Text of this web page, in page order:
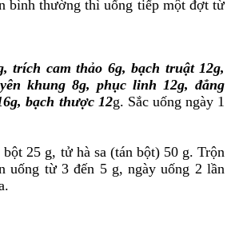
bình thường thì uống tiếp một đợt từ
trích cam thảo 6g, bạch truật 12g,
khung 8g, phục linh 12g, đẳng
bạch thược 12g. Sắc uống ngày 1
bột 25 g, tử hà sa (tán bột) 50 g. Trộn
uống từ 3 đến 5 g, ngày uống 2 lần